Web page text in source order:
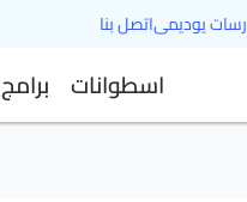
يوديمىاتصل بنا
اسطوانات برامج